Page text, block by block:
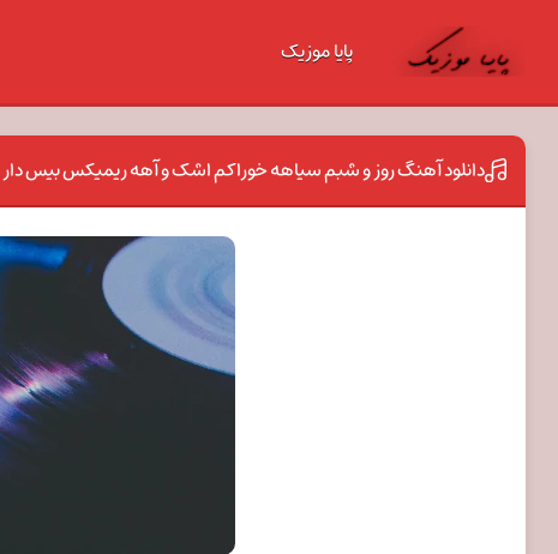
پایا موزیک
دانلود آهنگ روز و شبم سیاهه خوراکم اشک و آهه ریمیکس بیس دار